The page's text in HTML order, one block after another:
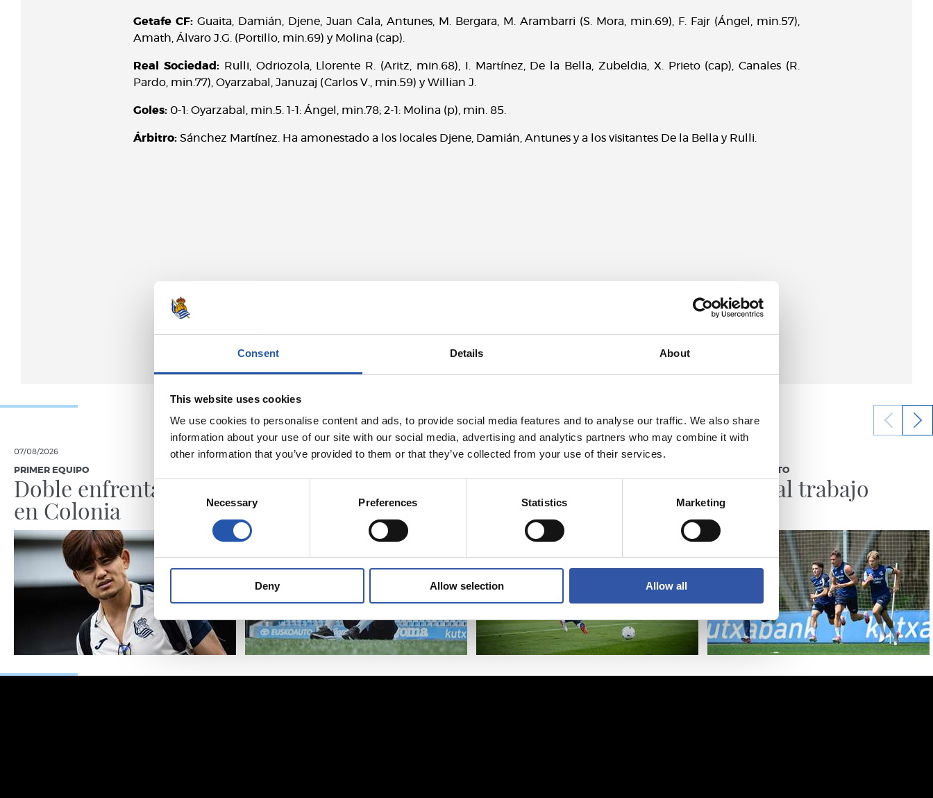
Consent Details About
This website uses cookies
We use cookies to personalise content and ads, to provide social media features and to analyse our traffic. We also share
information about your use of our site with our social media, advertising and analytics partners who may combine it with
other information that you’ve provided to them or that they’ve collected from your use of their services.
Consent
Necessary Preferences Statistics Marketing
Deny Allow selection Allow all
Getafe CF: Guaita, Damián, Djene, Juan Cala, Antunes, M. Bergara, M. Arambarri (S. Mora, min.69), F. Fajr (Ángel, min.57),
Amath, Álvaro J.G. (Portillo, min.69) y Molina (cap).
Real Sociedad:Rulli, Odriozola, Llorente R. (Aritz, min.68), I. Martínez, De la Bella, Zubeldia, X. Prieto (cap), Canales (R.
Pardo, min.77), Oyarzabal, Januzaj (Carlos V., min.59) y Willian J.
Goles: 0-1: Oyarzabal, min.5. 1-1: Ángel, min.78; 2-1: Molina (p), min. 85.
Árbitro: Sánchez Martínez. Ha amonestado a los locales Djene, Damián, Antunes y a los visitantes De la Bella y Rulli.
07/08/2026
PRIMER EQUIPO
Doble enfrentamiento
en Colonia
05/08/2026
“La Real hace mucho
por los jóvenes”
05/08/2026
Afinando
ENTRENAMIENTO
Vuelta al trabajo